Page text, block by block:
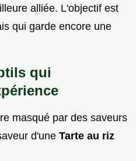
alliée. L'objectif est
qui garde encore une
qui
masqué par des saveurs
d'une Tarte au riz